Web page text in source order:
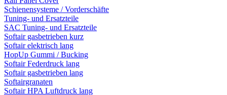
Schienensysteme / Vorderschäfte
Tuning- und Ersatzteile
SAC Tuning- und Ersatzteile
Softair gasbetrieben kurz
Softair elektrisch lang
HopUp Gummi / Bucking
Softair Federdruck lang
Softair gasbetrieben lang
Softairgranaten
Softair HPA Luftdruck lang